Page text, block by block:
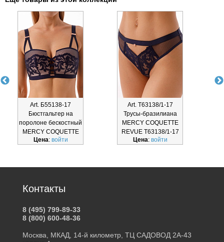
Art. Б55138-17
Бюстгальтер на
поролоне бескостный
MERCY COQUETTE
REVUE Б5
Цена: войти
Art. Т63138/1-17
Трусы-бразилиана
MERCY COQUETTE
REVUE Т63138/1-17
Цена: войти
Контакты
8 (495) 799-89-33
8 (800) 600-48-36
Москва, МКАД, 14-й километр, ТЦ САДОВОД 2А-43